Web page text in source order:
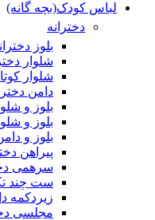
لباس کودک(بچه گانه)
دخترانه
بلوز
شلوار
شلوار
دامن
بلوز و
بلوز و
بلوز و
پیراهن
سرهمی
ست چند
زیردکمه
مجلسی